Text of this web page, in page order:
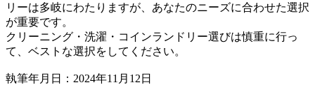
リーは多岐にわたりますが、あなたのニーズに合わせた選択
が重要です。
クリーニング・洗濯・コインランドリー選びは慎重に行っ
て、ベストな選択をしてください。
執筆年月日：2024年11月12日